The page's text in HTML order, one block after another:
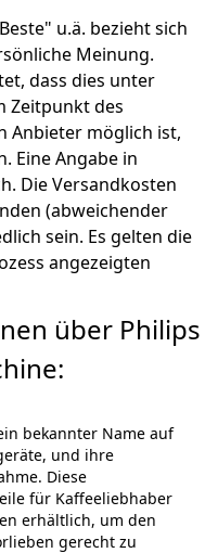
u.ä. bezieht sich
Meinung.
dass dies unter
Zeitpunkt des
Anbieter möglich ist,
Eine Angabe in
Die Versandkosten
(abweichender
sein. Es gelten die
angezeigten
über Philips
bekannter Name auf
und ihre
Diese
für Kaffeeliebhaber
erhältlich, um den
gerecht zu